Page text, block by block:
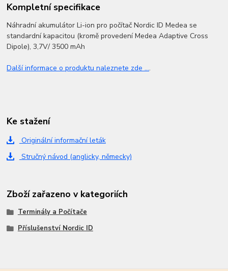
Kompletní specifikace
Náhradní akumulátor Li-ion pro počítač Nordic ID Medea se
standardní kapacitou (kromě provedení Medea Adaptive Cross
Dipole), 3,7V/ 3500 mAh
Další informace o produktu naleznete zde ....
Ke stažení
Originální informační leták
Stručný návod (anglicky, německy)
Zboží zařazeno v kategoriích
Terminály a Počítače
Příslušenství Nordic ID